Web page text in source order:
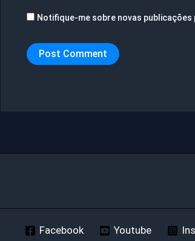
Notifique-me sobre novas publicações
Facebook Youtube